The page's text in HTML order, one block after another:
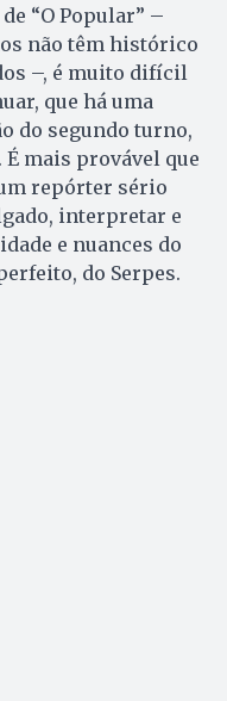
“O Popular” –
não têm histórico
–, é muito difícil
que há uma
do segundo turno,
mais provável que
repórter sério
interpretar e
e nuances do
do Serpes.